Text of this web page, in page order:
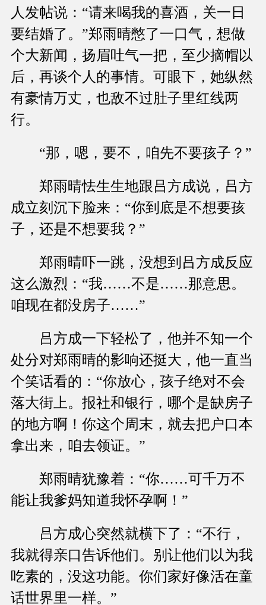
人发帖说：“请来喝我的喜酒，关一日
要结婚了。”郑雨晴憋了一口气，想做
个大新闻，扬眉吐气一把，至少摘帽以
后，再谈个人的事情。可眼下，她纵然
有豪情万丈，也敌不过肚子里红线两
行。
“那，嗯，要不，咱先不要孩子？”
郑雨晴怯生生地跟吕方成说，吕方
成立刻沉下脸来：“你到底是不想要孩
子，还是不想要我？”
郑雨晴吓一跳，没想到吕方成反应
这么激烈：“我……不是……那意思。
咱现在都没房子……”
吕方成一下轻松了，他并不知一个
处分对郑雨晴的影响还挺大，他一直当
个笑话看的：“你放心，孩子绝对不会
落大街上。报社和银行，哪个是缺房子
的地方啊！你这个周末，就去把户口本
拿出来，咱去领证。”
郑雨晴犹豫着：“你……可千万不
能让我爹妈知道我怀孕啊！”
吕方成心突然就横下了：“不行，
我就得亲口告诉他们。别让他们以为我
吃素的，没这功能。你们家好像活在童
话世界里一样。”